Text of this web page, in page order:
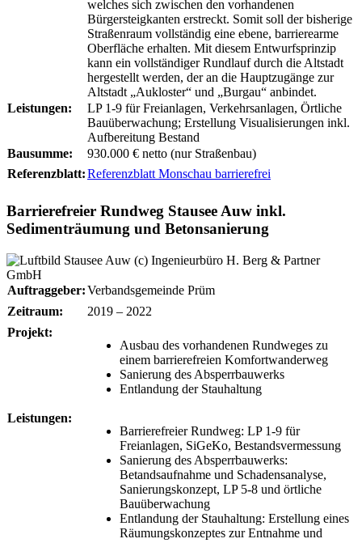
welches sich zwischen den vorhandenen
Bürgersteigkanten erstreckt. Somit soll der bisherige
Straßenraum vollständig eine ebene, barrierearme
Oberfläche erhalten. Mit diesem Entwurfsprinzip
kann ein vollständiger Rundlauf durch die Altstadt
hergestellt werden, der an die Hauptzugänge zur
Altstadt „Aukloster“ und „Burgau“ anbindet.
Leistungen:
LP 1-9 für Freianlagen, Verkehrsanlagen, Örtliche
Bauüberwachung; Erstellung Visualisierungen inkl.
Aufbereitung Bestand
Bausumme:
930.000 € netto (nur Straßenbau)
Referenzblatt:Referenzblatt Monschau barrierefrei
Barrierefreier Rundweg Stausee Auw inkl.
Sedimenträumung und Betonsanierung
Auftraggeber:Verbandsgemeinde Prüm
Zeitraum:
2019 – 2022
Projekt:
Ausbau des vorhandenen Rundweges zu
einem barrierefreien Komfortwanderweg
Sanierung des Absperrbauwerks
Entlandung der Stauhaltung
Leistungen:
Barrierefreier Rundweg: LP 1-9 für
Freianlagen, SiGeKo, Bestandsvermessung
Sanierung des Absperrbauwerks:
Betandsaufnahme und Schadensanalyse,
Sanierungskonzept, LP 5-8 und örtliche
Bauüberwachung
Entlandung der Stauhaltung: Erstellung eines
Räumungskonzeptes zur Entnahme und